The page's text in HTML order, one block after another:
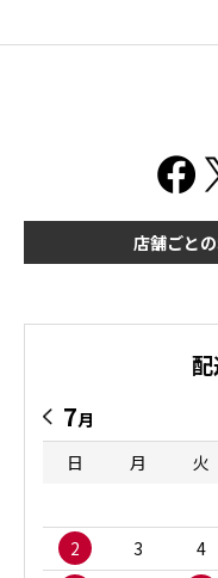
店舗ごと
7月
日
月 火
2
3 4